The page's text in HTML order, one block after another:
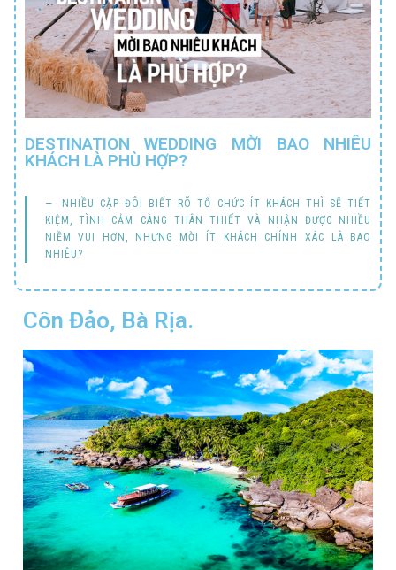
DESTINATION WEDDING MỜI BAO NHIÊU
KHÁCH LÀ PHÙ HỢP?
NHIỀU CẶP ĐÔI BIẾT RÕ TỔ CHỨC ÍT KHÁCH THÌ SẼ TIẾT
KIỆM, TÌNH CẢM CÀNG THÂN THIẾT VÀ NHẬN ĐƯỢC NHIỀU
NIỀM VUI HƠN, NHƯNG MỜI ÍT KHÁCH CHÍNH XÁC LÀ BAO
NHIÊU?
Côn Đảo, Bà Rịa.